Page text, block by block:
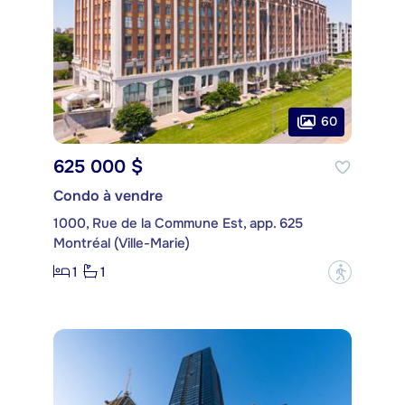
60
625 000 $
Condo à vendre
1000, Rue de la Commune Est, app. 625
Montréal (Ville-Marie)
1
1 ?